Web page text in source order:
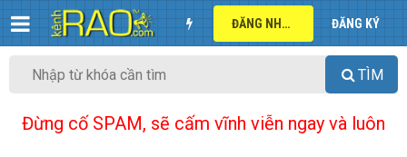
ĐĂNG NHẬP ĐĂNG KÝ
TÌM
Đừng cố SPAM, sẽ cấm vĩnh viễn ngay và luôn